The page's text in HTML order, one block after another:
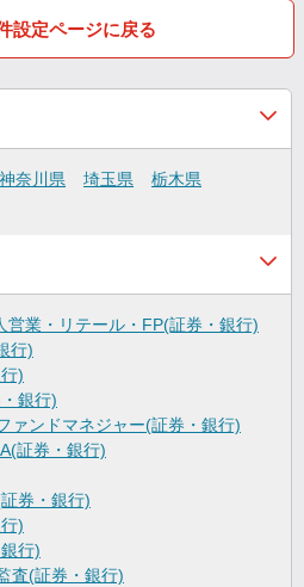
設定ページに戻る
神奈川県 埼玉県
栃木県
営業・リテール・FP(証券・銀行)
行)
)
銀行)
ァンドマネジャー(証券・銀行)
証券・銀行)
券・銀行)
)
行)
査(証券・銀行)